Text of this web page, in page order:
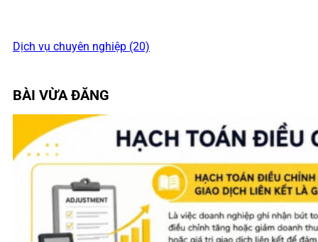
Dịch vụ chuyên nghiệp (20)
BÀI VỪA ĐĂNG